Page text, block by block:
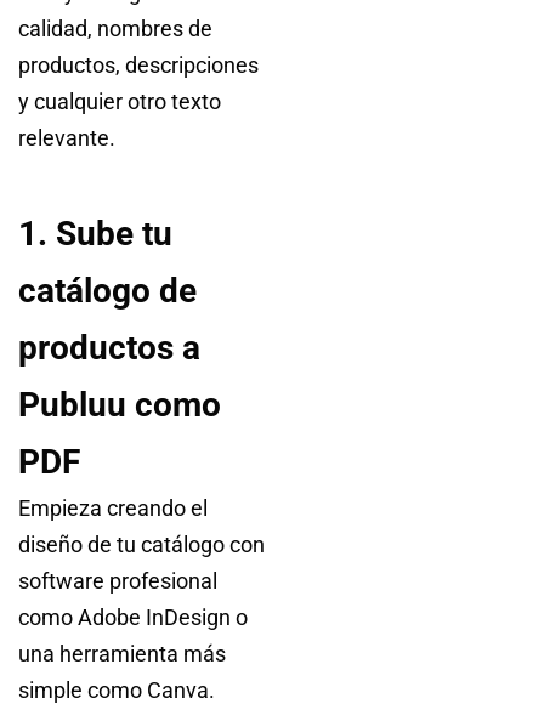
calidad, nombres de
productos, descripciones
y cualquier otro texto
relevante.
1. Sube tu
catálogo de
productos a
Publuu como
PDF
Empieza creando el
diseño de tu catálogo con
software profesional
como Adobe InDesign o
una herramienta más
simple como Canva.